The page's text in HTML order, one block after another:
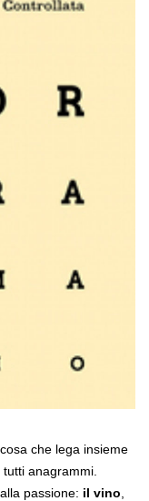
che lega insieme
anagrammi.
passione: il vino